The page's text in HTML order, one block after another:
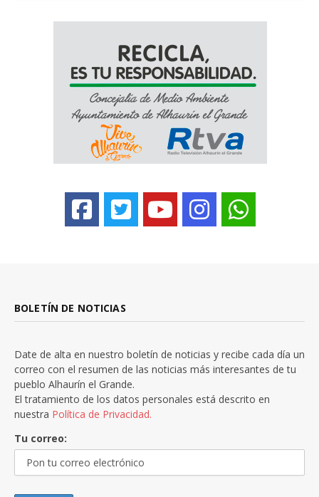
BOLETÍN DE NOTICIAS
Date de alta en nuestro boletín de noticias y recibe cada día un
correo con el resumen de las noticias más interesantes de tu
pueblo Alhaurín el Grande.
El tratamiento de los datos personales está descrito en
nuestra Política de Privacidad.
Tu correo: